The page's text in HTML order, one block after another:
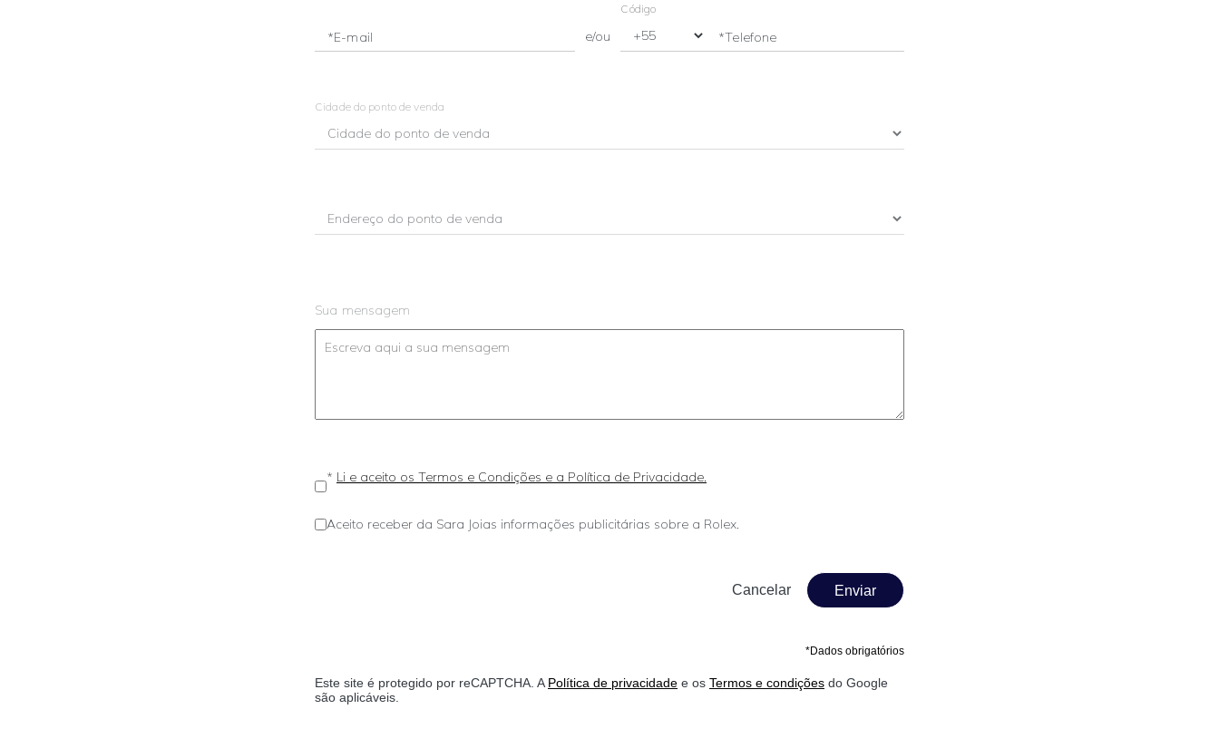
*E-mail e/ou
Código
*Telefone
Cidade do ponto de venda
Sua mensagem
* Li e aceito os Termos e Condições e a Política de Privacidade.
Aceito receber da Sara Joias informações publicitárias sobre a Rolex.
Enviar
*Dados obrigatórios
Este site é protegido por reCAPTCHA. A Política de privacidade e os Termos e condições do Google
são aplicáveis.